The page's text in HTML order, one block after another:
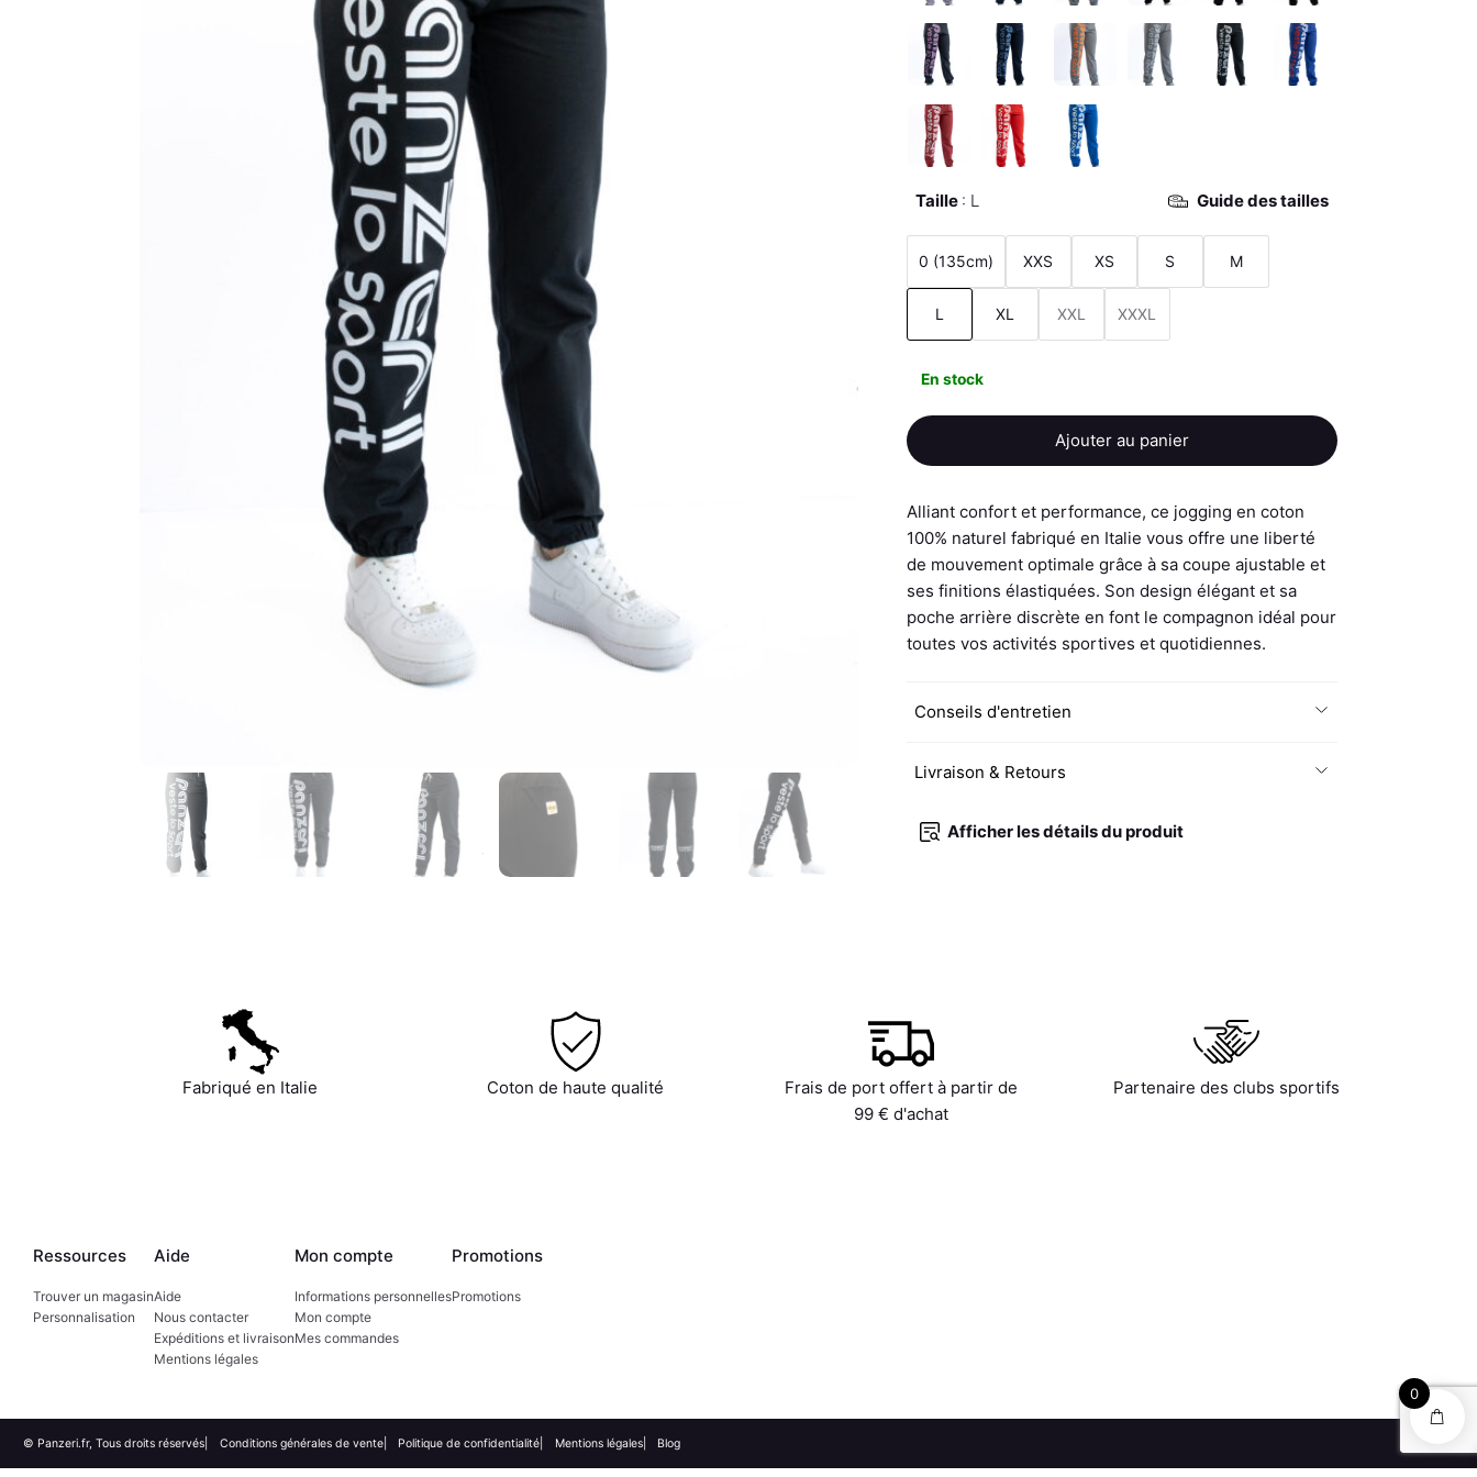
0
Taille Guide des tailles
L
0 (135cm) XXS XS S M
L XL XXL XXXL
En stock
Ajouter au panier
Alliant confort et performance, ce jogging en coton
100% naturel fabriqué en Italie vous offre une liberté
de mouvement optimale grâce à sa coupe ajustable et
ses finitions élastiquées. Son design élégant et sa
poche arrière discrète en font le compagnon idéal pour
toutes vos activités sportives et quotidiennes.
Conseils d'entretien
Livraison & Retours
Afficher les détails du produit
Fabriqué en Italie Coton de haute qualité
Frais de port offert à partir de
99 € d'achat
Partenaire des clubs sportifs
Ressources
Trouver un magasin
Personnalisation
Aide
Aide
Nous contacter
Expéditions et livraison
Mentions légales
Mon compte
Informations personnelles
Mon compte
Mes commandes
Promotions
Promotions
© Panzeri.fr, Tous droits réservés Conditions générales de vente Politique de confidentialité Mentions légales Blog